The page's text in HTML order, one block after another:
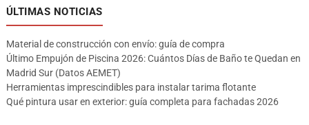
ÚLTIMAS NOTICIAS
Material de construcción con envío: guía de compra
Último Empujón de Piscina 2026: Cuántos Días de Baño te Quedan en
Madrid Sur (Datos AEMET)
Herramientas imprescindibles para instalar tarima flotante
Qué pintura usar en exterior: guía completa para fachadas 2026